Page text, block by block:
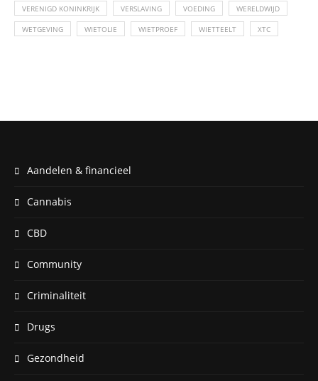
VERENIGD KONINKRIJK VERSLAVING VOEDING WERELDWIJD
WETGEVING WIETOLIE WIETPROEF WIETTEELT XTC
Aandelen & financieel
Cannabis
CBD
Community
Criminaliteit
Drugs
Gezondheid